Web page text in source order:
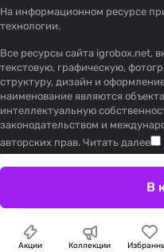
На информационном ресурсе
технологии.
Все ресурсы сайта igrobox.net,
текстовую, графическую,
структуру, дизайн и
наименование являются
интеллектуальную
законодательством и
авторских прав. Читать далее
В
Акции Коллекции